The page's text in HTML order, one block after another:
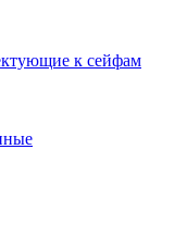
к сейфам